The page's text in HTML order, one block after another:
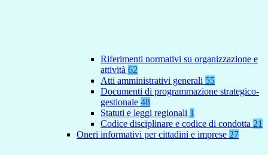
Riferimenti normativi su organizzazione e
attività 62
Atti amministrativi generali 55
Documenti di programmazione strategico-
gestionale 48
Statuti e leggi regionali 1
Codice disciplinare e codice di condotta 21
Oneri informativi per cittadini e imprese 27